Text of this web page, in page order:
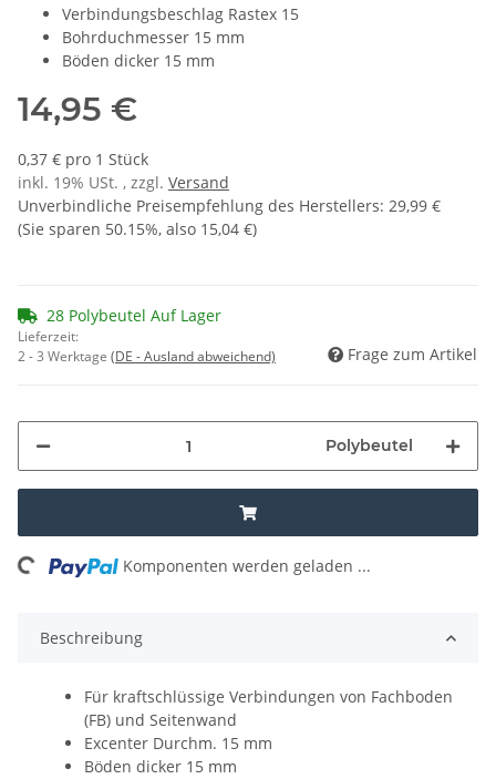
Verbindungsbeschlag Rastex 15
Bohrduchmesser 15 mm
Böden dicker 15 mm
14,95 €
0,37 € pro 1 Stück
inkl. 19% USt. , zzgl. Versand
Unverbindliche Preisempfehlung des Herstellers: 29,99 €
(Sie sparen 50.15%, also 15,04 €)
28 Polybeutel Auf Lager
Lieferzeit:
2 - 3 Werktage (DE - Ausland abweichend) Frage zum Artikel
Polybeutel
Komponenten werden geladen ...
Beschreibung
Für kraftschlüssige Verbindungen von Fachboden
(FB) und Seitenwand
Excenter Durchm. 15 mm
Böden dicker 15 mm